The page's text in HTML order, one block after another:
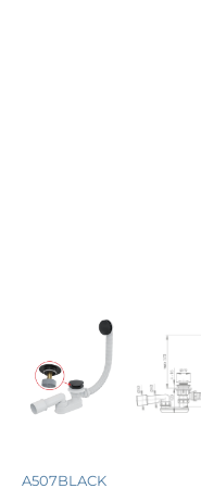
A507BLACK